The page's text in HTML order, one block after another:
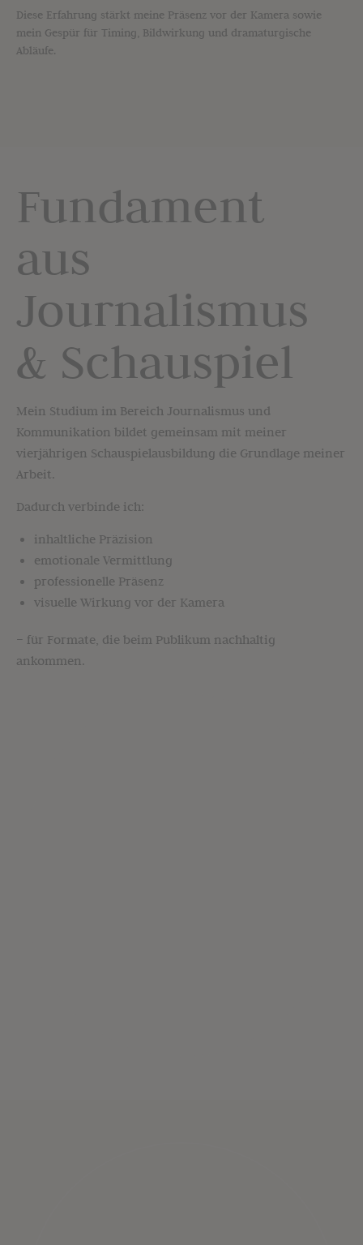
Diese Erfahrung stärkt meine Präsenz vor der Kamera sowie
mein Gespür für Timing, Bildwirkung und dramaturgische
Abläufe.
Fundament
aus
Journalismus
& Schauspiel
Mein Studium im Bereich Journalismus und
Kommunikation bildet gemeinsam mit meiner
vierjährigen Schauspielausbildung die Grundlage meiner
Arbeit.
Dadurch verbinde ich:
inhaltliche Präzision
emotionale Vermittlung
professionelle Präsenz
visuelle Wirkung vor der Kamera
– für Formate, die beim Publikum nachhaltig
ankommen.